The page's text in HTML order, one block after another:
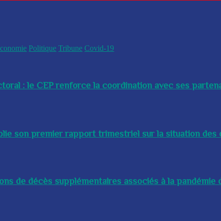
Politique Tribune Covid-19
: le CEP renforce la coordination avec ses
son premier rapport trimestriel sur la situation des
de décès supplémentaires associés à la pandémie